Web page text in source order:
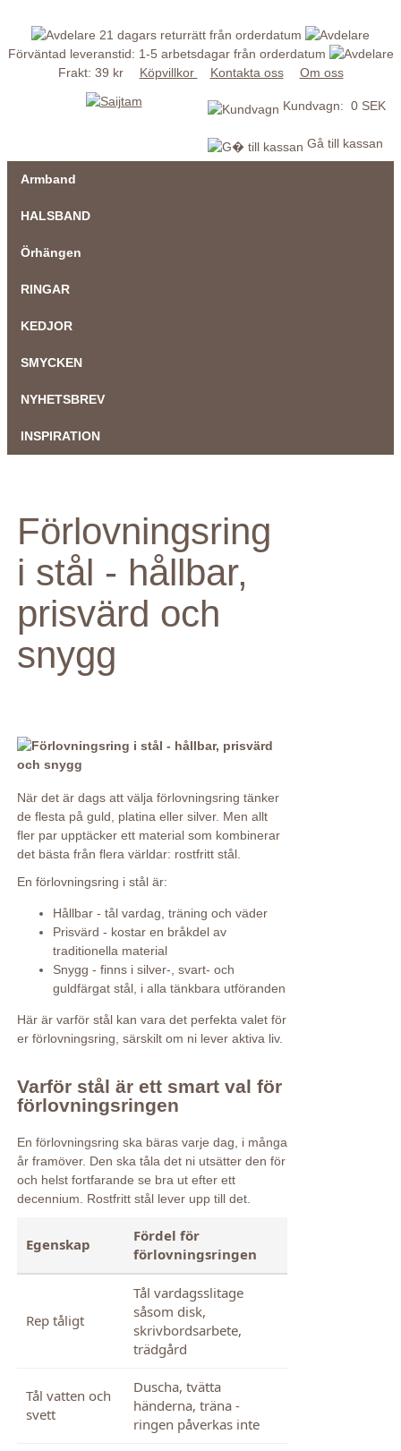
21 dagars returrätt från orderdatum
Förväntad leveranstid: 1-5 arbetsdagar från orderdatum
Frakt: 39 kr
Köpvillkor Kontakta oss Om oss
Kundvagn: 0 SEK
Gå till kassan
Armband
HALSBAND
Örhängen
RINGAR
KEDJOR
SMYCKEN
NYHETSBREV
INSPIRATION
Förlovningsring
i stål - hållbar,
prisvärd och
snygg
När det är dags att välja förlovningsring tänker
de flesta på guld, platina eller silver. Men allt
fler par upptäcker ett material som kombinerar
det bästa från flera världar: rostfritt stål.
En förlovningsring i stål är:
Hållbar - tål vardag, träning och väder
Prisvärd - kostar en bråkdel av
traditionella material
Snygg - finns i silver-, svart- och
guldfärgat stål, i alla tänkbara utföranden
Här är varför stål kan vara det perfekta valet för
er förlovningsring, särskilt om ni lever aktiva liv.
Varför stål är ett smart val för
förlovningsringen
En förlovningsring ska bäras varje dag, i många
år framöver. Den ska tåla det ni utsätter den för
och helst fortfarande se bra ut efter ett
decennium. Rostfritt stål lever upp till det.
Egenskap
Fördel för
förlovningsringen
Rep tåligt
Tål vardagsslitage
såsom disk,
skrivbordsarbete,
trädgård
Tål vatten och
svett
Duscha, tvätta
händerna, träna -
ringen påverkas inte